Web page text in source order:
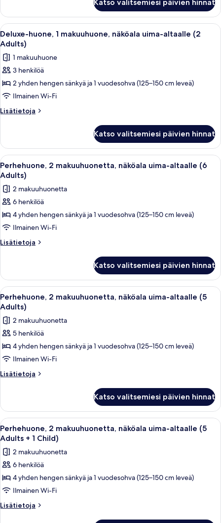
(4
Adults)
kuvat
1
makuuhuone,
näköala
uima-
altaalle
(4
Adults)
Katso valitsemiesi päivien hinnat
Avaa
kaikki
huonetyypin
Deluxe-
huone,
1
makuuhuone,
näköala
(2
Adults)
kuvat
Parveke, jolta on näkymä uima-
20
Deluxe-huone, 1 makuuhuone, näköala uima-altaalle (2
Adults)
1 makuuhuone
3 henkilöä
2 yhden hengen sänkyä ja 1 vuodesohva (125–150 cm leveä)
Ilmainen Wi-Fi
Lisätietoja
Lisätietoja
1
makuuhuone,
näköala
uima-
altaalle
(2
Adults)
Katso valitsemiesi päivien hinnat
Avaa
kaikki
huonetyypin
Perhehuone,
2
makuuhuonetta,
näköala
uima-
Adults)
kuvat
Parveke, jolta on näkymä uima-
13
Perhehuone, 2 makuuhuonetta, näköala uima-altaalle (6
Adults)
2 makuuhuonetta
6 henkilöä
4 yhden hengen sänkyä ja 1 vuodesohva (125–150 cm leveä)
Ilmainen Wi-Fi
Lisätietoja
Lisätietoja
makuuhuonetta,
näköala
uima-
altaalle
Adults)
Katso valitsemiesi päivien hinnat
Avaa
kaikki
huonetyypin
Perhehuone,
2
makuuhuonetta,
näköala
uima-
Adults)
kuvat
Parveke, jolta on näkymä uima-
13
Perhehuone, 2 makuuhuonetta, näköala uima-altaalle (5
Adults)
2 makuuhuonetta
5 henkilöä
4 yhden hengen sänkyä ja 1 vuodesohva (125–150 cm leveä)
Ilmainen Wi-Fi
Lisätietoja
Lisätietoja
makuuhuonetta,
näköala
uima-
altaalle
Adults)
Katso valitsemiesi päivien hinnat
Avaa
kaikki
huonetyypin
Perhehuone,
2
makuuhuonetta,
näköala
uima-
Parveke, jolta on näkymä uima-
13
Perhehuone, 2 makuuhuonetta, näköala uima-altaalle (5
Adults + 1 Child)
2 makuuhuonetta
6 henkilöä
4 yhden hengen sänkyä ja 1 vuodesohva (125–150 cm leveä)
Ilmainen Wi-Fi
Lisätietoja
Lisätietoja